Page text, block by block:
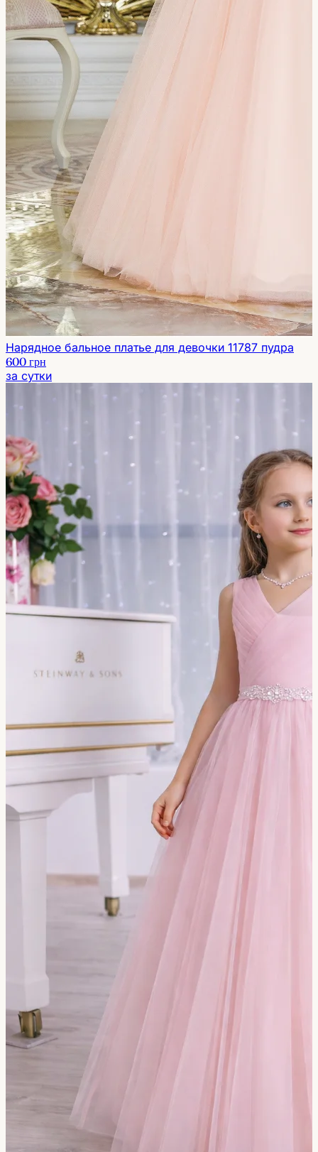
Нарядное бальное платье для девочки 11787 пудра
600 грн
за сутки